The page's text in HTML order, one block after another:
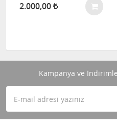
2.000,00
Kampanya ve